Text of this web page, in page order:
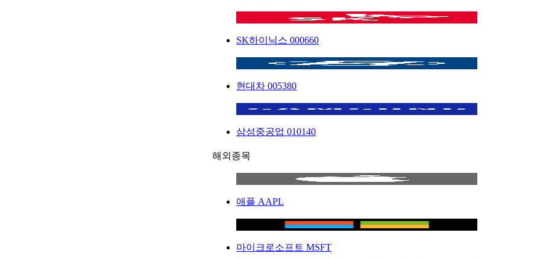
SK하이닉스 000660
현대차 005380
삼성중공업 010140
해외종목
애플 AAPL
마이크로소프트 MSFT